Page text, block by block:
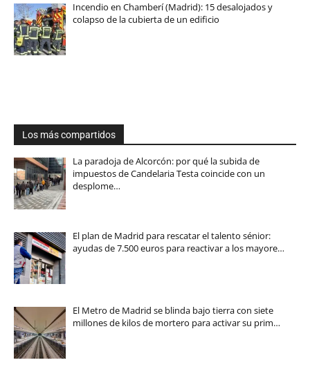
Incendio en Chamberí (Madrid): 15 desalojados y
colapso de la cubierta de un edificio
Los más compartidos
La paradoja de Alcorcón: por qué la subida de
impuestos de Candelaria Testa coincide con un
desplome…
El plan de Madrid para rescatar el talento sénior:
ayudas de 7.500 euros para reactivar a los mayore…
El Metro de Madrid se blinda bajo tierra con siete
millones de kilos de mortero para activar su prim…